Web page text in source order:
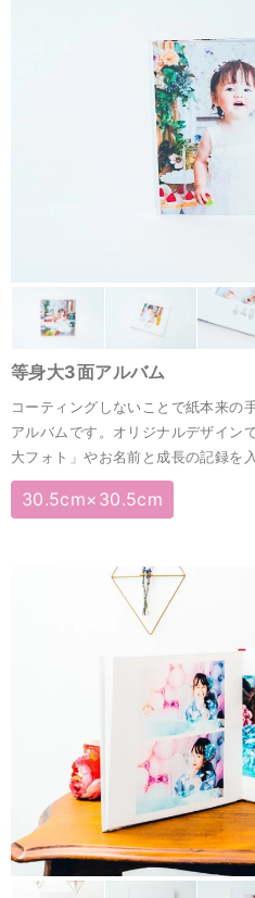
等身大3面アルバム
コーティングしないことで紙本来の
アルバムです。オリジナルデザイン
大フォト」やお名前と成長の記録を
30.5cm×30.5cm